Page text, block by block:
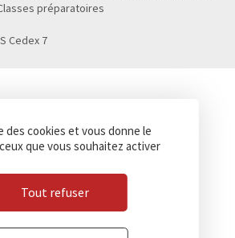
préparatoires
Cedex 7
des cookies et vous donne le
que vous souhaitez activer
Tout refuser